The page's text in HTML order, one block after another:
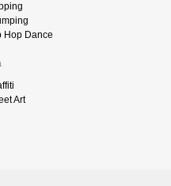
Hop Dance
Art